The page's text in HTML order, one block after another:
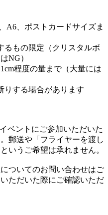
A6、ポストカードサイズま
るもの限定（クリスタルボ
NG）
程度の量まで（大量には
りする場合があります
ベントにご参加いただいた
郵送や「フライヤーを渡し
いうご希望は承れません。
ついてのお問い合わせはご
ただいた際にご確認いただ